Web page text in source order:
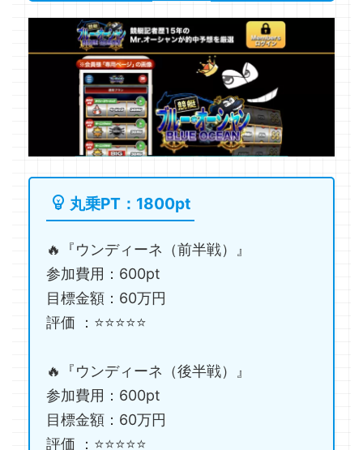
丸乗PT：1800pt
🔥『ウンディーネ（前半戦）』
参加費用：600pt
目標金額：60万円
評価 ：⭐️⭐️⭐️⭐️⭐️
🔥『ウンディーネ（後半戦）』
参加費用：600pt
目標金額：60万円
評価 ：⭐️⭐️⭐️⭐️⭐️